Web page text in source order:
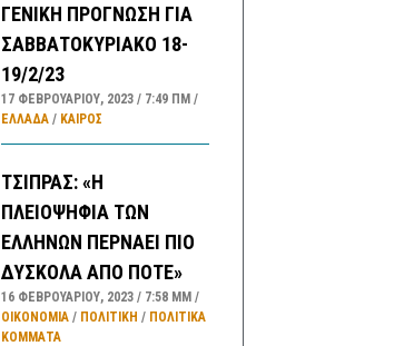
ΓΕΝΙΚΗ ΠΡΟΓΝΩΣΗ ΓΙΑ
ΣΑΒΒΑΤΟΚΥΡΙΑΚΟ 18-
19/2/23
17 ΦΕΒΡΟΥΑΡΊΟΥ, 2023 7:49 ΠΜ
ΕΛΛΑΔA/ ΚΑΙΡΌΣ
ΤΣΙΠΡΑΣ: «Η
ΠΛΕΙΟΨΗΦΙΑ ΤΩΝ
ΕΛΛΗΝΩΝ ΠΕΡΝΑΕΙ ΠΙΟ
ΔΥΣΚΟΛΑ ΑΠΟ ΠΟΤΕ»
16 ΦΕΒΡΟΥΑΡΊΟΥ, 2023 7:58 ΜΜ
ΟΙΚΟΝΟΜΙΑ/ ΠΟΛΙΤΙΚΗ / ΠΟΛΙΤΙΚΆ
ΚΌΜΜΑΤΑ